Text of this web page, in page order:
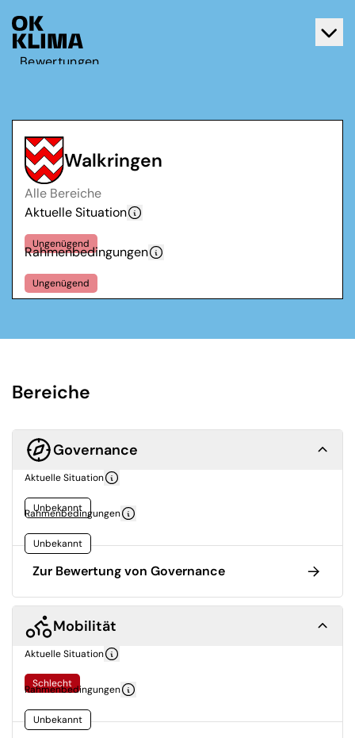
Bewertungen
Kontakt
Deutsch
Français
Walkringen
Alle Bereiche
Aktuelle Situation
Ungenügend
Rahmenbedingungen
Ungenügend
Bereiche
Governance
Aktuelle Situation
Unbekannt
Rahmenbedingungen
Unbekannt
Zur Bewertung von Governance
Mobilität
Aktuelle Situation
Schlecht
Rahmenbedingungen
Unbekannt